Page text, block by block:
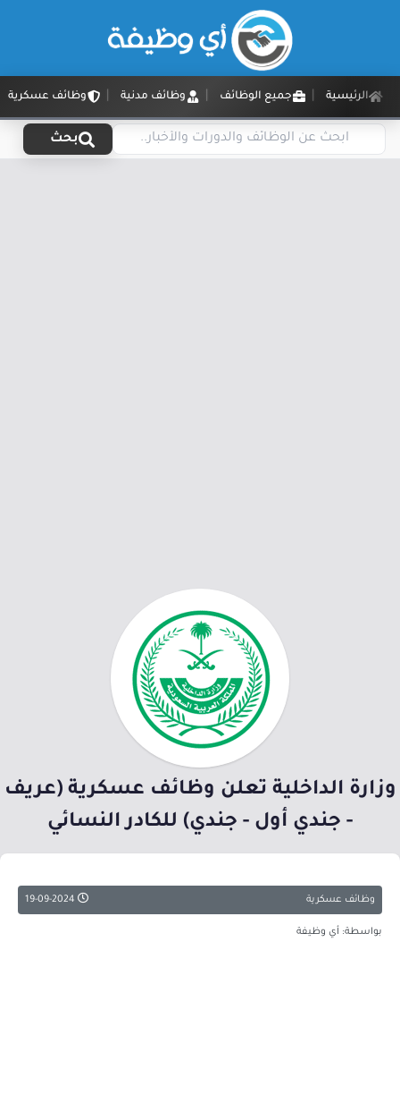
الرئيسية جميع الوظائف وظائف مدنية وظائف عسكرية
بحث
وزارة الداخلية تعلن وظائف عسكرية (عريف
- جندي أول - جندي) للكادر النسائي
وظائف عسكرية
بواسطة: أي وظيفة